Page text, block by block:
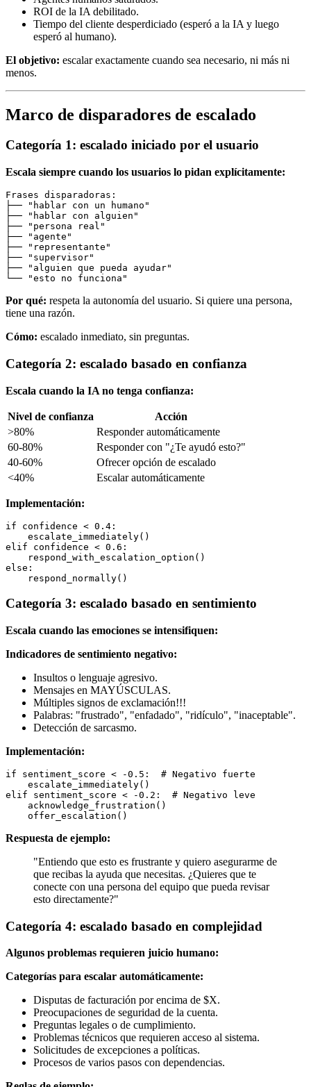
ROI de la IA debilitado.
Tiempo del cliente desperdiciado (esperó a la IA y luego
esperó al humano).
El objetivo: escalar exactamente cuando sea necesario, ni más ni
menos.
Marco de disparadores de escalado
Categoría 1: escalado iniciado por el usuario
Escala siempre cuando los usuarios lo pidan explícitamente:
Frases disparadoras:
├── "hablar con un humano"
├── "hablar con alguien"
├── "persona real"
├── "agente"
├── "representante"
├── "supervisor"
├── "alguien que pueda ayudar"
Por qué: respeta la autonomía del usuario. Si quiere una persona,
tiene una razón.
Cómo: escalado inmediato, sin preguntas.
Categoría 2: escalado basado en confianza
Escala cuando la IA no tenga confianza:
Nivel de confianza
Acción
>80%
Responder automáticamente
60-80%
Responder con "¿Te ayudó esto?"
40-60%
Ofrecer opción de escalado
<40%
Escalar automáticamente
Implementación:
if confidence < 0.4:
    escalate_immediately()
elif confidence < 0.6:
    respond_with_escalation_option()
else:
Categoría 3: escalado basado en sentimiento
Escala cuando las emociones se intensifiquen:
Indicadores de sentimiento negativo:
Insultos o lenguaje agresivo.
Mensajes en MAYÚSCULAS.
Múltiples signos de exclamación!!!
Palabras: "frustrado", "enfadado", "ridículo", "inaceptable".
Detección de sarcasmo.
Implementación:
if sentiment_score < -0.5:  # Negativo fuerte
    escalate_immediately()
elif sentiment_score < -0.2:  # Negativo leve
    acknowledge_frustration()
Respuesta de ejemplo:
"Entiendo que esto es frustrante y quiero asegurarme de
que recibas la ayuda que necesitas. ¿Quieres que te
conecte con una persona del equipo que pueda revisar
esto directamente?"
Categoría 4: escalado basado en complejidad
Algunos problemas requieren juicio humano:
Categorías para escalar automáticamente:
Disputas de facturación por encima de $X.
Preocupaciones de seguridad de la cuenta.
Preguntas legales o de cumplimiento.
Problemas técnicos que requieren acceso al sistema.
Solicitudes de excepciones a políticas.
Procesos de varios pasos con dependencias.